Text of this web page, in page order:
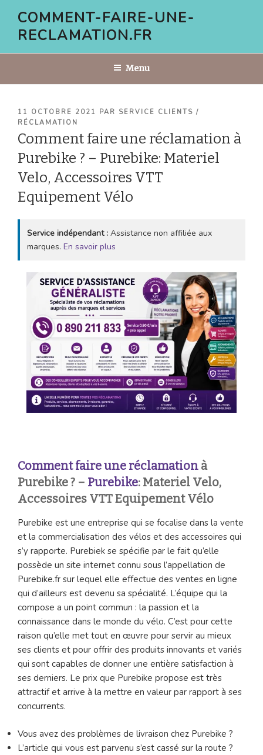
contenu
COMMENT-FAIRE-UNE-
RECLAMATION.FR
Menu
PUBLIÉ
LE
11 OCTOBRE 2021 PAR SERVICE CLIENTS /
RÉCLAMATION
Comment faire une réclamation à
Purebike ? – Purebike: Materiel
Velo, Accessoires VTT
Equipement Vélo
Service indépendant : Assistance non affiliée aux
marques. En savoir plus
Comment faire une réclamation à
Purebike ? – Purebike: Materiel Velo,
Accessoires VTT Equipement Vélo
Purebike est une entreprise qui se focalise dans la vente
et la commercialisation des vélos et des accessoires qui
s’y rapporte. Purebiek se spécifie par le fait qu’elle
possède un site internet connu sous l’appellation de
Purebike.fr sur lequel elle effectue des ventes en ligne
qui d’ailleurs est devenu sa spécialité. L’équipe qui la
compose a un point commun : la passion et la
connaissance dans le monde du vélo. C’est pour cette
raison qu’elle met tout en œuvre pour servir au mieux
ses clients et pour offrir des produits innovants et variés
qui sont capables de donner une entière satisfaction à
ses derniers. Le prix que Purebike propose est très
attractif et arrive à la mettre en valeur par rapport à ses
concurrents.
Vous avez des problèmes de livraison chez Purebike ?
L’article qui vous est parvenu s’est cassé sur la route ?